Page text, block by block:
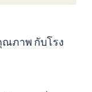
ณภาพ กับโรง